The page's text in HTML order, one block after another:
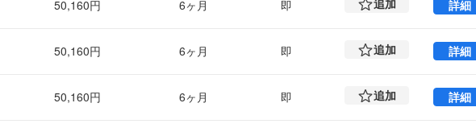
50,160円 6ヶ月 即 追加 詳細
50,160円 6ヶ月 即 追加 詳細
50,160円 6ヶ月 即 追加 詳細